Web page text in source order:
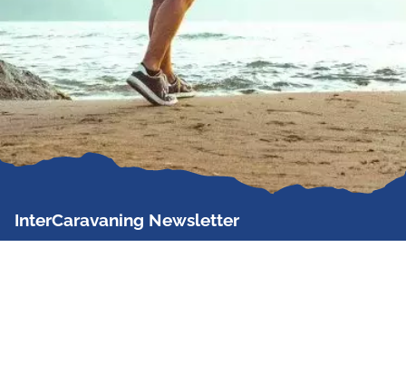
InterCaravaning Newsletter